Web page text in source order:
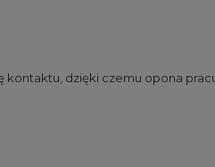
kontaktu, dzięki czemu opona